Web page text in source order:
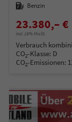
Kraftstoff Benzin
23.380,– €
incl. 19% MwSt.
Verbrauch
CO2-Klasse: D
CO2-Emissionen: